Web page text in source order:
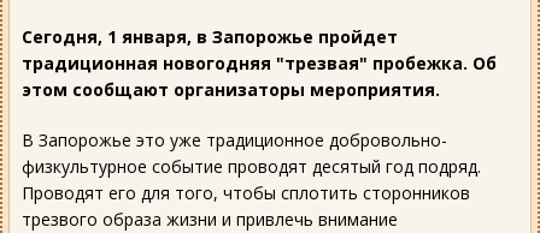
Сегодня, 1 января, в Запорожье пройдет
традиционная новогодняя "трезвая" пробежка. Об
этом сообщают организаторы мероприятия.
В Запорожье это уже традиционное добровольно-
физкультурное событие проводят десятый год подряд.
Проводят его для того, чтобы сплотить сторонников
трезвого образа жизни и привлечь внимание